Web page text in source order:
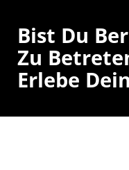
Bist Du
Zu
Erlebe